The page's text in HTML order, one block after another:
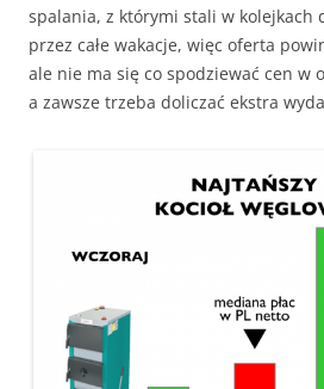
spalania, z którymi stali w kolejkach
przez całe wakacje, więc oferta
ale nie ma się co spodziewać cen w
a zawsze trzeba doliczać ekstra